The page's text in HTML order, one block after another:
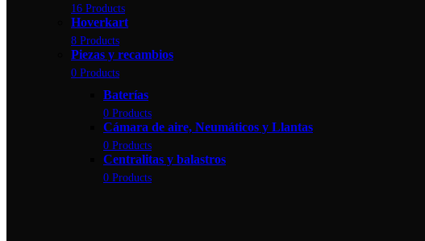
16 Products
Hoverkart
8 Products
Piezas y recambios
0 Products
Baterías
0 Products
Cámara de aire, Neumáticos y Llantas
0 Products
Centralitas y balastros
0 Products